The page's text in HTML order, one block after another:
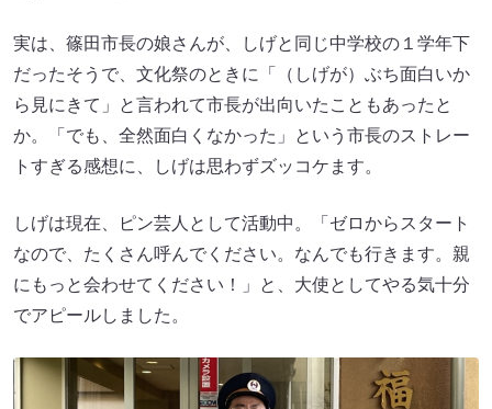
実は、篠田市長の娘さんが、しげと同じ中学校の１学年下
だったそうで、文化祭のときに「（しげが）ぶち面白いか
ら見にきて」と言われて市長が出向いたこともあったと
か。「でも、全然面白くなかった」という市長のストレー
トすぎる感想に、しげは思わずズッコケます。
しげは現在、ピン芸人として活動中。「ゼロからスタート
なので、たくさん呼んでください。なんでも行きます。親
にもっと会わせてください！」と、大使としてやる気十分
でアピールしました。